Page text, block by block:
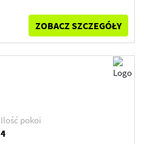
ZOBACZ SZCZEGÓŁY
Ilość pokoi
4